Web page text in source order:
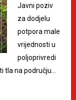
Javni poziv
za dodjelu
potpora male
vrijednosti u
poljoprivredi
tla na području…